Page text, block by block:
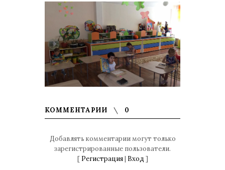
КОММЕНТАРИИ 0
Добавлять комментарии могут только
зарегистрированные пользователи.
[ Регистрация| Вход ]